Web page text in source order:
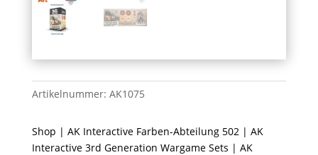
Artikelnummer: AK1075
Shop | AK Interactive Farben-Abteilung 502| AK
Interactive 3rd Generation Wargame Sets | AK